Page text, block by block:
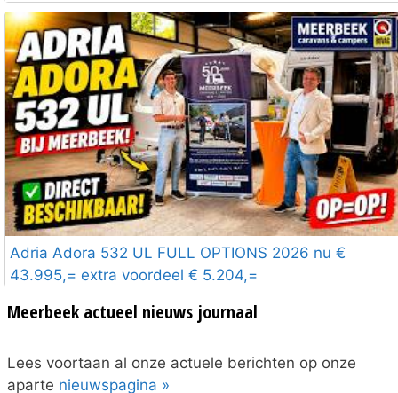
Adria Adora 532 UL FULL OPTIONS 2026 nu €
43.995,= extra voordeel € 5.204,=
Meerbeek actueel nieuws journaal
Lees voortaan al onze actuele berichten op onze
aparte nieuwspagina »